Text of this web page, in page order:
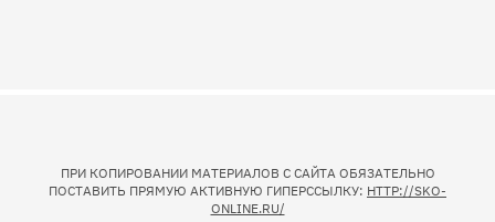
ПРИ КОПИРОВАНИИ МАТЕРИАЛОВ С САЙТА ОБЯЗАТЕЛЬНО
ПОСТАВИТЬ ПРЯМУЮ АКТИВНУЮ ГИПЕРССЫЛКУ: HTTP://SKO-
ONLINE.RU/